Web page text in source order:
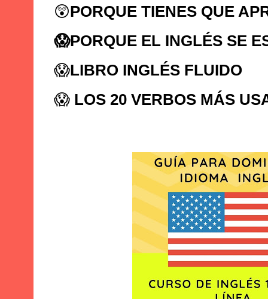
😲PORQUE TIENES QUE
😱PORQUE EL INGLÉS SE
😱LIBRO INGLÉS FLUIDO
😱 LOS 20 VERBOS MÁS